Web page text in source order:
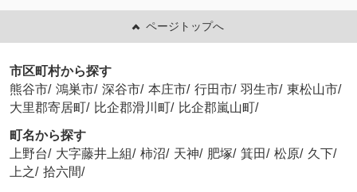
ページトップへ
市区町村から探す
熊谷市/ 鴻巣市/ 深谷市/ 本庄市/ 行田市/ 羽生市/ 東松山市/
大里郡寄居町/ 比企郡滑川町/ 比企郡嵐山町/
町名から探す
上野台/ 大字藤井上組/ 柿沼/ 天神/ 肥塚/ 箕田/ 松原/ 久下/
上之/ 拾六間/